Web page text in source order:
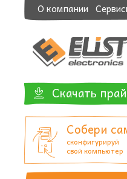
О компании
Скачать
Собери
сконфигурируй
свой компьютер